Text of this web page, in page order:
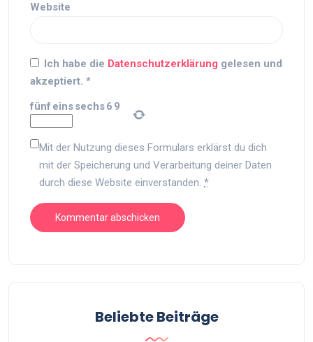
Website
Ich habe die Datenschutzerklärung gelesen und
akzeptiert. *
fünf einssechs6 9
Mit der Nutzung dieses Formulars erklärst du dich
mit der Speicherung und Verarbeitung deiner Daten
durch diese Website einverstanden. *
Beliebte Beiträge